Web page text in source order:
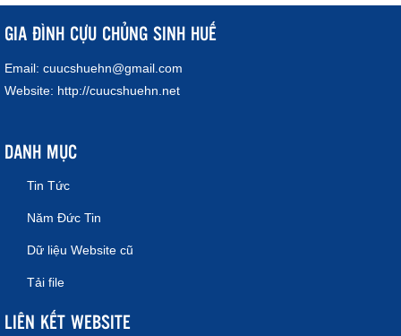
GIA ĐÌNH CỰU CHỦNG SINH HUẾ
Email: cuucshuehn@gmail.com
Website: http://cuucshuehn.net
DANH MỤC
Tin Tức
Năm Đức Tin
Dữ liệu Website cũ
Tải file
LIÊN KẾT WEBSITE